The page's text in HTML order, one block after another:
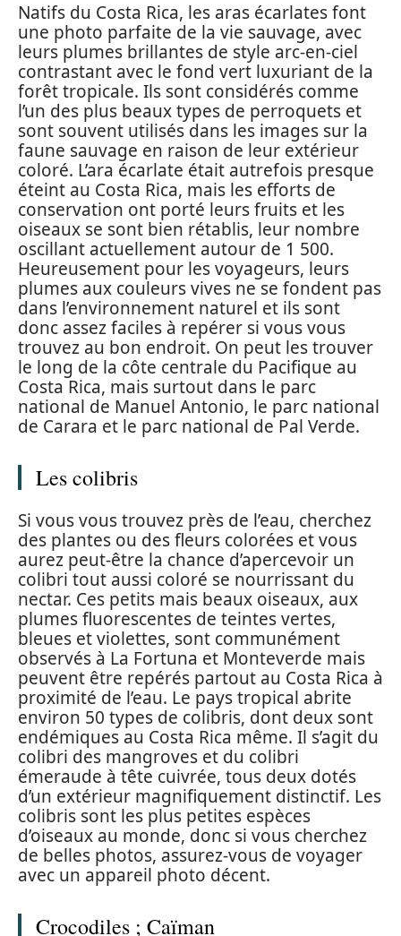
Natifs du Costa Rica, les aras écarlates font
une photo parfaite de la vie sauvage, avec
leurs plumes brillantes de style arc-en-ciel
contrastant avec le fond vert luxuriant de la
forêt tropicale. Ils sont considérés comme
l’un des plus beaux types de perroquets et
sont souvent utilisés dans les images sur la
faune sauvage en raison de leur extérieur
coloré. L’ara écarlate était autrefois presque
éteint au Costa Rica, mais les efforts de
conservation ont porté leurs fruits et les
oiseaux se sont bien rétablis, leur nombre
oscillant actuellement autour de 1 500.
Heureusement pour les voyageurs, leurs
plumes aux couleurs vives ne se fondent pas
dans l’environnement naturel et ils sont
donc assez faciles à repérer si vous vous
trouvez au bon endroit. On peut les trouver
le long de la côte centrale du Pacifique au
Costa Rica, mais surtout dans le parc
national de Manuel Antonio, le parc national
de Carara et le parc national de Pal Verde.
Les colibris
Si vous vous trouvez près de l’eau, cherchez
des plantes ou des fleurs colorées et vous
aurez peut-être la chance d’apercevoir un
colibri tout aussi coloré se nourrissant du
nectar. Ces petits mais beaux oiseaux, aux
plumes fluorescentes de teintes vertes,
bleues et violettes, sont communément
observés à La Fortuna et Monteverde mais
peuvent être repérés partout au Costa Rica à
proximité de l’eau. Le pays tropical abrite
environ 50 types de colibris, dont deux sont
endémiques au Costa Rica même. Il s’agit du
colibri des mangroves et du colibri
émeraude à tête cuivrée, tous deux dotés
d’un extérieur magnifiquement distinctif. Les
colibris sont les plus petites espèces
d’oiseaux au monde, donc si vous cherchez
de belles photos, assurez-vous de voyager
avec un appareil photo décent.
Crocodiles ; Caïman